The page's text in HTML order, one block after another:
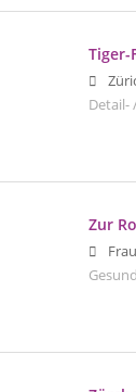
Tiger-
Detail-
Zur